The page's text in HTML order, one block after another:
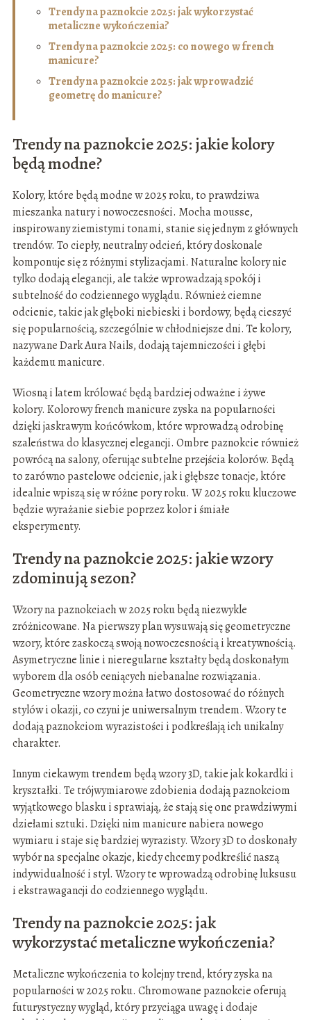
Trendy na paznokcie 2025: jak wykorzystać
metaliczne wykończenia?
Trendy na paznokcie 2025: co nowego w french
manicure?
Trendy na paznokcie 2025: jak wprowadzić
geometrę do manicure?
Trendy na paznokcie 2025: jakie kolory
będą modne?
Kolory, które będą modne w 2025 roku, to prawdziwa
mieszanka natury i nowoczesności. Mocha mousse,
inspirowany ziemistymi tonami, stanie się jednym z głównych
trendów. To ciepły, neutralny odcień, który doskonale
komponuje się z różnymi stylizacjami. Naturalne kolory nie
tylko dodają elegancji, ale także wprowadzają spokój i
subtelność do codziennego wyglądu. Również ciemne
odcienie, takie jak głęboki niebieski i bordowy, będą cieszyć
się popularnością, szczególnie w chłodniejsze dni. Te kolory,
nazywane Dark Aura Nails, dodają tajemniczości i głębi
każdemu manicure.
Wiosną i latem królować będą bardziej odważne i żywe
kolory. Kolorowy french manicure zyska na popularności
dzięki jaskrawym końcówkom, które wprowadzą odrobinę
szaleństwa do klasycznej elegancji. Ombre paznokcie również
powrócą na salony, oferując subtelne przejścia kolorów. Będą
to zarówno pastelowe odcienie, jak i głębsze tonacje, które
idealnie wpiszą się w różne pory roku. W 2025 roku kluczowe
będzie wyrażanie siebie poprzez kolor i śmiałe
eksperymenty.
Trendy na paznokcie 2025: jakie wzory
zdominują sezon?
Wzory na paznokciach w 2025 roku będą niezwykle
zróżnicowane. Na pierwszy plan wysuwają się geometryczne
wzory, które zaskoczą swoją nowoczesnością i kreatywnością.
Asymetryczne linie i nieregularne kształty będą doskonałym
wyborem dla osób ceniących niebanalne rozwiązania.
Geometryczne wzory można łatwo dostosować do różnych
stylów i okazji, co czyni je uniwersalnym trendem. Wzory te
dodają paznokciom wyrazistości i podkreślają ich unikalny
charakter.
Innym ciekawym trendem będą wzory 3D, takie jak kokardki i
kryształki. Te trójwymiarowe zdobienia dodają paznokciom
wyjątkowego blasku i sprawiają, że stają się one prawdziwymi
dziełami sztuki. Dzięki nim manicure nabiera nowego
wymiaru i staje się bardziej wyrazisty. Wzory 3D to doskonały
wybór na specjalne okazje, kiedy chcemy podkreślić naszą
indywidualność i styl. Wzory te wprowadzą odrobinę luksusu
i ekstrawagancji do codziennego wyglądu.
Trendy na paznokcie 2025: jak
wykorzystać metaliczne wykończenia?
Metaliczne wykończenia to kolejny trend, który zyska na
popularności w 2025 roku. Chromowane paznokcie oferują
futurystyczny wygląd, który przyciąga uwagę i dodaje